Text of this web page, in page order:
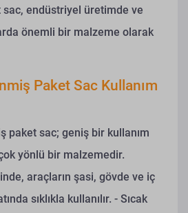
endüstriyel üretimde ve
önemli bir malzeme olarak
Paket Sac Kullanım
paket sac; geniş bir kullanım
yönlü bir malzemedir.
araçların şasi, gövde ve iç
sıklıkla kullanılır. - Sıcak